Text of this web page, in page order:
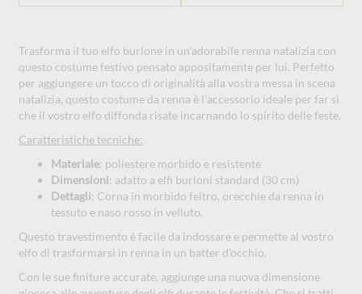
Trasforma il tuo elfo burlone in un'adorabile renna natalizia con
questo costume festivo pensato appositamente per lui. Perfetto
per aggiungere un tocco di originalità alla vostra messa in scena
natalizia, questo costume da renna è l'accessorio ideale per far sì
che il vostro elfo diffonda risate incarnando lo spirito delle feste.
Caratteristiche tecniche:
Materiale: poliestere morbido e resistente
Dimensioni: adatto a elfi burloni standard (30 cm)
Dettagli: Corna in morbido feltro, orecchie da renna in
tessuto e naso rosso in velluto.
Questo travestimento è facile da indossare e permette al vostro
elfo di trasformarsi in renna in un batter d'occhio.
Con le sue finiture accurate, aggiunge una nuova dimensione